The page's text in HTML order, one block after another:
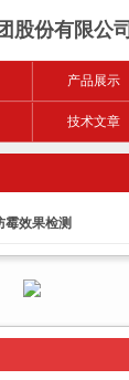
股份有限公司
产品展示
技术文章
霉效果检测